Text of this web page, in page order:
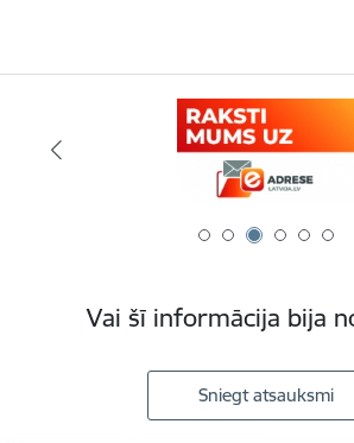
Vai šī informācija bija
Sniegt atsauksmi